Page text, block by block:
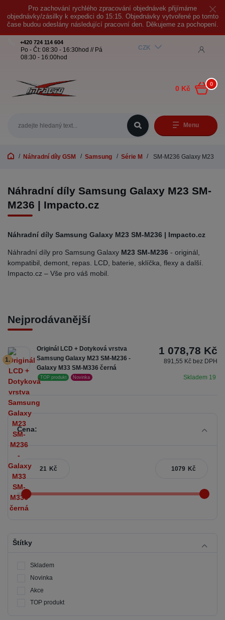
Pro zachování rychlého zpracování objednávek přijímáme
objednávky/zásilky k expedici do 15:15. Objednávky vytvořené po tomto
čase budou odeslány následující pracovní den. Děkujeme za pochopení.
Menu
CZK
+420 724 114 604
Po - Čt: 08:30 - 16:30hod // Pá
08:30 - 16:00hod
0
0 Kč
Náhradní díly GSM Samsung Série M SM-M236 Galaxy M23
Náhradní díly Samsung Galaxy M23 SM-
M236 | Impacto.cz
Náhradní díly Samsung Galaxy M23 SM-M236 | Impacto.cz
Náhradní díly pro Samsung Galaxy M23 SM-M236 - originál,
kompatibil, demont, repas. LCD, baterie, sklíčka, flexy a další.
Impacto.cz – Vše pro váš mobil.
Nejprodávanější
1.
Originál LCD + Dotyková vrstva
Samsung Galaxy M23 SM-M236 -
Galaxy M33 SM-M336 černá
Skladem 19
TOP produkt Novinka
1 078,78 Kč
891,55 Kč bez DPH
Cena:
Kč Kč
Štítky
Skladem
Novinka
Akce
TOP produkt